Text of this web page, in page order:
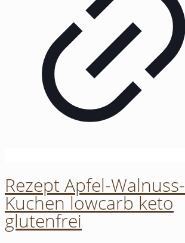
Rezept Apfel-Walnuss-
Kuchen lowcarb keto
glutenfrei